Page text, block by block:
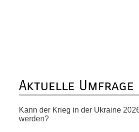
Aktuelle Umfrage
Kann der Krieg in der Ukraine
werden?